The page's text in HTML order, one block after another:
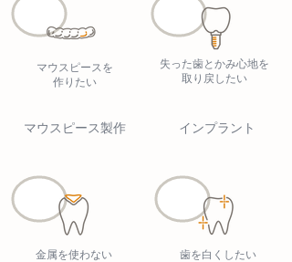
マウスピースを
作りたい
マウスピース製作
失った歯とかみ心地を
取り戻したい
インプラント
金属を使わない
歯を白くしたい